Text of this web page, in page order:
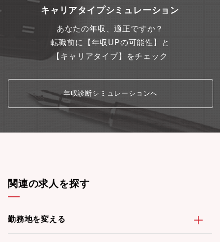
キャリアタイプシミュレーション
あなたの年収、適正ですか？
転職前に【年収UPの可能性】と
【キャリアタイプ】をチェック
年収診断シミュレーションへ
関連の求人を探す
勤務地を変える